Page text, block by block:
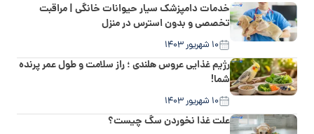
خدمات دامپزشک سیار حیوانات خانگی | مراقبت
تخصصی و بدون استرس در منزل
۱۰ شهریور ۱۴۰۳
رژیم غذایی عروس هلندی ؛ راز سلامت و طول عمر پرنده
شما!
۱۰ شهریور ۱۴۰۳
علت غذا نخوردن سگ چیست؟